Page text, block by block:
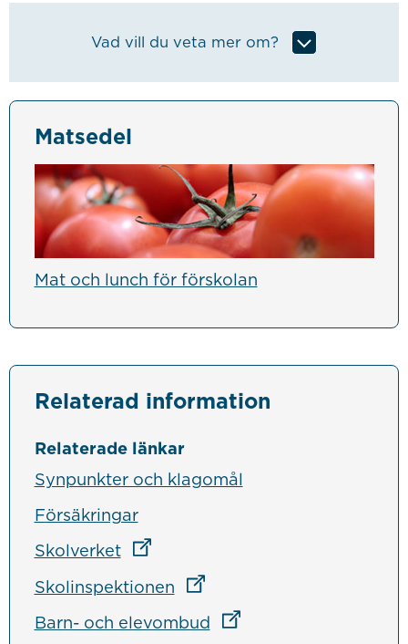
Vad vill du veta mer om?
Matsedel
Mat och lunch för förskolan
Relaterad information
Relaterade länkar
Synpunkter och klagomål
Försäkringar
SkolverketLänk till annan webbplats
SkolinspektionenLänk till annan webbplats
Barn- och elevombudLänk till annan